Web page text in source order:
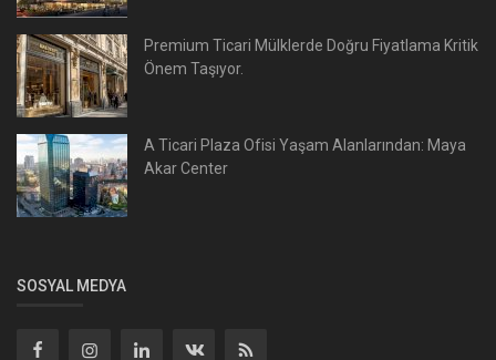
Premium Ticari Mülklerde Doğru Fiyatlama Kritik
Önem Taşıyor.
A Ticari Plaza Ofisi Yaşam Alanlarından: Maya
Akar Center
SOSYAL MEDYA